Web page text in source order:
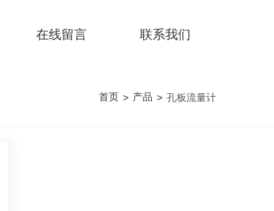
在线留言 联系我们
首页 > 产品 > 孔板流量计